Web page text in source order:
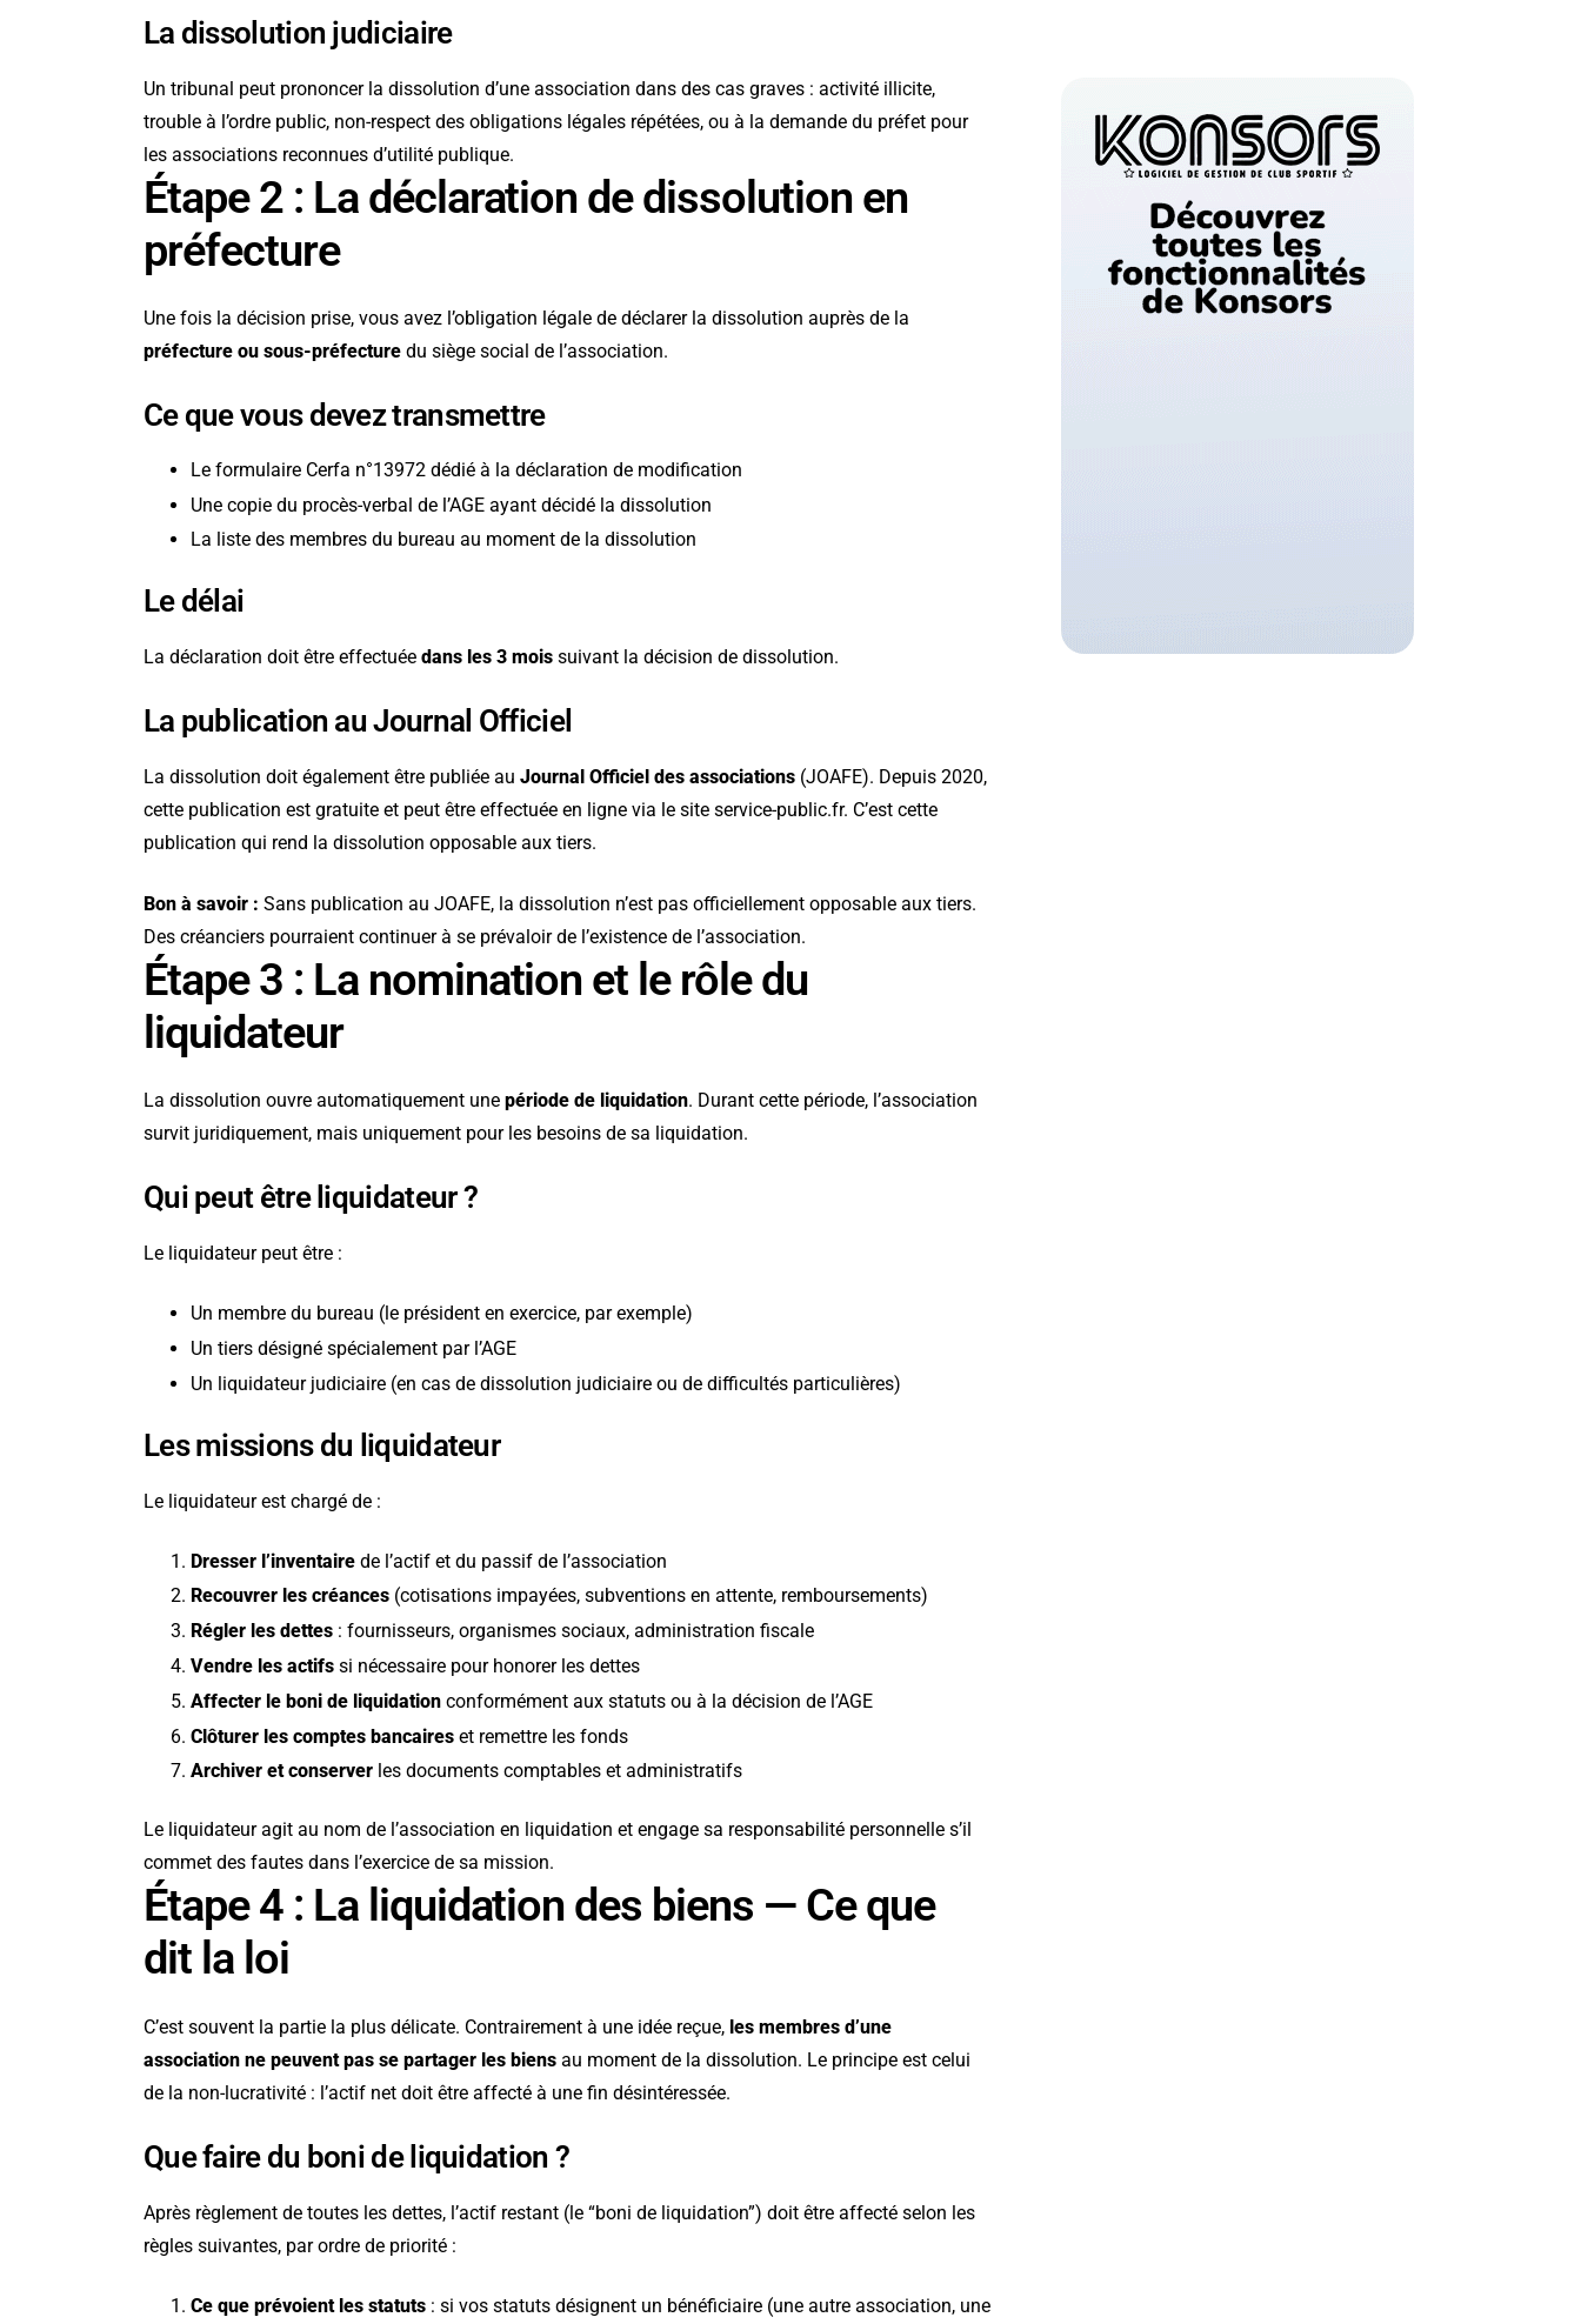
La dissolution judiciaire
Un tribunal peut prononcer la dissolution d’une association dans des cas graves : activité illicite,
trouble à l’ordre public, non-respect des obligations légales répétées, ou à la demande du préfet pour
les associations reconnues d’utilité publique.
Étape 2 : La déclaration de dissolution en
préfecture
Une fois la décision prise, vous avez l’obligation légale de déclarer la dissolution auprès de la
préfecture ou sous-préfecture du siège social de l’association.
Ce que vous devez transmettre
Le formulaire Cerfa n°13972 dédié à la déclaration de modification
Une copie du procès-verbal de l’AGE ayant décidé la dissolution
La liste des membres du bureau au moment de la dissolution
Le délai
La déclaration doit être effectuée dans les 3 mois suivant la décision de dissolution.
La publication au Journal Officiel
La dissolution doit également être publiée au Journal Officiel des associations (JOAFE). Depuis 2020,
cette publication est gratuite et peut être effectuée en ligne via le site service-public.fr. C’est cette
publication qui rend la dissolution opposable aux tiers.
Bon à savoir : Sans publication au JOAFE, la dissolution n’est pas officiellement opposable aux tiers.
Des créanciers pourraient continuer à se prévaloir de l’existence de l’association.
Étape 3 : La nomination et le rôle du
liquidateur
La dissolution ouvre automatiquement une période de liquidation. Durant cette période, l’association
survit juridiquement, mais uniquement pour les besoins de sa liquidation.
Qui peut être liquidateur ?
Le liquidateur peut être :
Un membre du bureau (le président en exercice, par exemple)
Un tiers désigné spécialement par l’AGE
Un liquidateur judiciaire (en cas de dissolution judiciaire ou de difficultés particulières)
Les missions du liquidateur
Le liquidateur est chargé de :
Dresser l’inventaire de l’actif et du passif de l’association
Recouvrer les créances (cotisations impayées, subventions en attente, remboursements)
Régler les dettes : fournisseurs, organismes sociaux, administration fiscale
Vendre les actifs si nécessaire pour honorer les dettes
Affecter le boni de liquidation conformément aux statuts ou à la décision de l’AGE
Clôturer les comptes bancaires et remettre les fonds
Archiver et conserver les documents comptables et administratifs
Le liquidateur agit au nom de l’association en liquidation et engage sa responsabilité personnelle s’il
commet des fautes dans l’exercice de sa mission.
Étape 4 : La liquidation des biens — Ce que
dit la loi
C’est souvent la partie la plus délicate. Contrairement à une idée reçue, les membres d’une
association ne peuvent pas se partager les biens au moment de la dissolution. Le principe est celui
de la non-lucrativité : l’actif net doit être affecté à une fin désintéressée.
Que faire du boni de liquidation ?
Après règlement de toutes les dettes, l’actif restant (le “boni de liquidation”) doit être affecté selon les
règles suivantes, par ordre de priorité :
Ce que prévoient les statuts : si vos statuts désignent un bénéficiaire (une autre association, une